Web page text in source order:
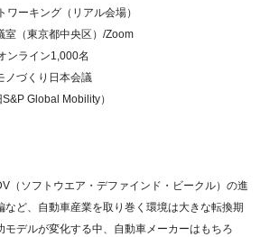
キング（リアル会場）
（東京都中央区）/Zoom
ライン1,000名
づくり日本会議
Global Mobility）
（ソフトウエア・デファインド・ビークル）の進
など、自動車産業を取り巻く環境は大きな転換期
モデルが変化する中、自動車メーカーはもちろ